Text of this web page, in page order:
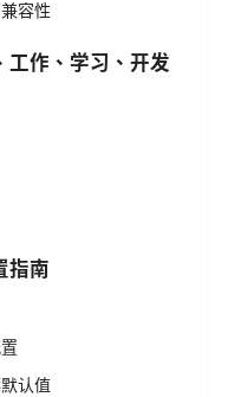
容性
工作、学习、开发
指南
认值